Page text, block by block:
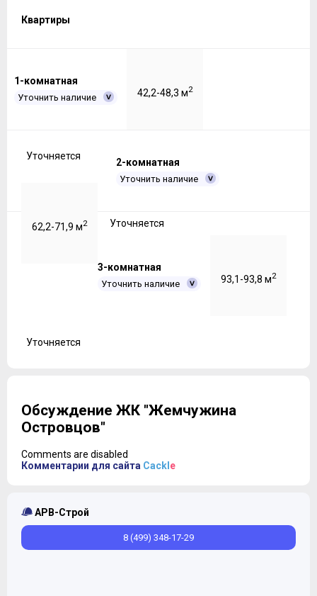
Квартиры
1-комнатная
Уточнить наличие 42,2-48,3 м2
Уточняется
2-комнатная
Уточнить наличие
62,2-71,9 м2 Уточняется
3-комнатная
Уточнить наличие 93,1-93,8 м2
Уточняется
Обсуждение ЖК "Жемчужина
Островцов"
Comments are disabled
Комментарии для сайта Cackl e
АРВ-Строй
8 (499) 348-17-29